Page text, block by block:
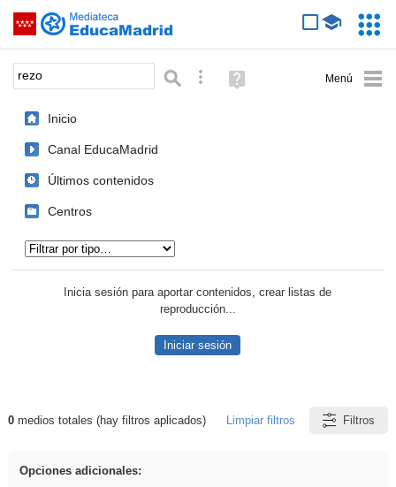
Saltar navegación
Palabra o frase: Búsqueda avanzada
Ayuda
(en
Inicio
Canal EducaMadrid
Últimos contenidos
Centros
Inicia sesión para aportar contenidos, crear listas de
reproducción...
Iniciar sesión
Resultados de: rezo
0medios totales (hay filtros aplicados) Limpiar filtros Filtros
Opciones adicionales: